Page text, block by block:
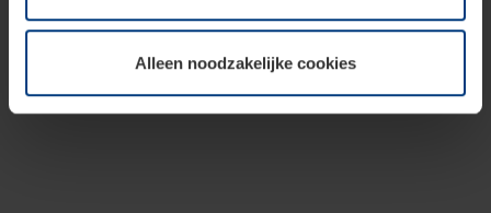
toestemming kunt u op elk moment bij de uitleg van de
wijzigen of herroepen.Alleen noodzakelijke cookies